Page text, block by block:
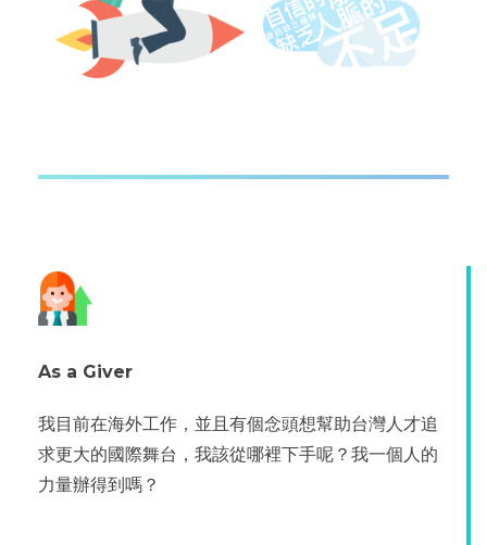
As a Giver
我目前在海外工作，並且有個念頭想幫助台灣人才追
求更大的國際舞台，我該從哪裡下手呢？我一個人的
力量辦得到嗎？